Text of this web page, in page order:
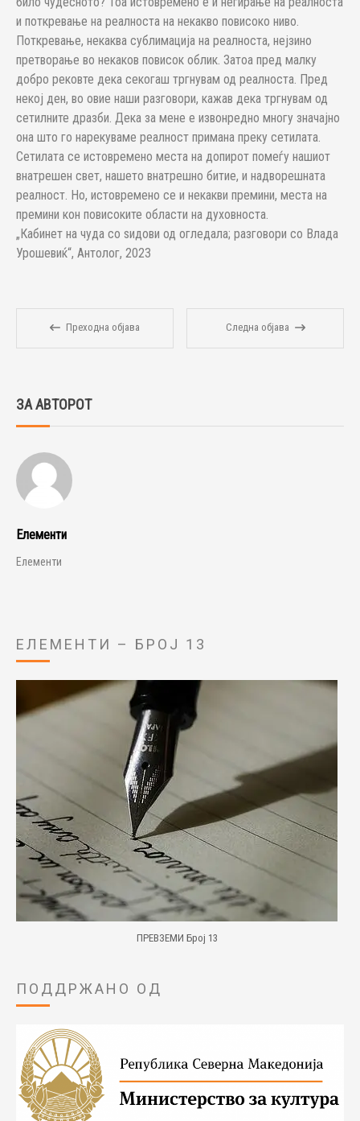
и поткревање на реалноста на некакво повисоко ниво.
Поткревање, некаква сублимација на реалноста, нејзино
претворање во некаков повисок облик. Затоа пред малку
добро рековте дека секогаш тргнувам од реалноста. Пред
некој ден, во овие наши разговори, кажав дека тргнувам од
сетилните дразби. Дека за мене е извонредно многу значајно
она што го нарекуваме реалност примана преку сетилата.
Сетилата се истовремено места на допирот помеѓу нашиот
внатрешен свет, нашето внатрешно битие, и надворешната
реалност. Но, истовремено се и некакви премини, места на
премини кон повисоките области на духовноста.
„Кабинет на чуда со ѕидови од огледала; разговори со Влада
Урошевиќ“, Антолог, 2023
Преходна објава Следна објава
ЗА АВТОРОТ
Елементи
Елементи
ЕЛЕМЕНТИ – БРОЈ 13
ПРЕВЗЕМИ Број 13
ПОДДРЖАНО ОД